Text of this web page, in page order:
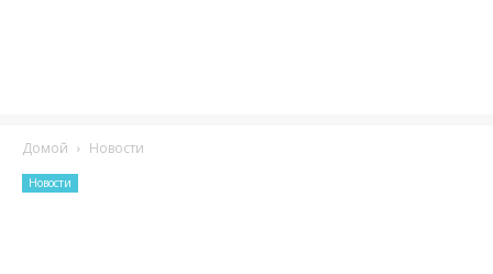
Домой Новости
Новости